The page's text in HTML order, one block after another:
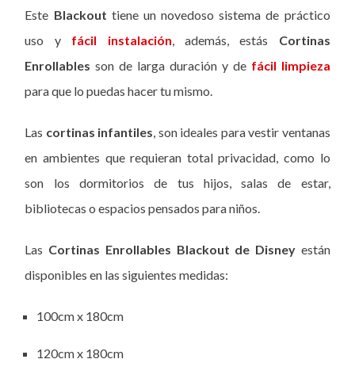
Este Blackout tiene un novedoso sistema de práctico
uso y fácil instalación, además, estás Cortinas
Enrollables son de larga duración y de fácil limpieza
para que lo puedas hacer tu mismo.
Las cortinas infantiles, son ideales para vestir ventanas
en ambientes que requieran total privacidad, como lo
son los dormitorios de tus hijos, salas de estar,
bibliotecas o espacios pensados para niños.
Las Cortinas Enrollables Blackout de Disneyestán
disponibles en las siguientes medidas:
100cm x 180cm
120cm x 180cm